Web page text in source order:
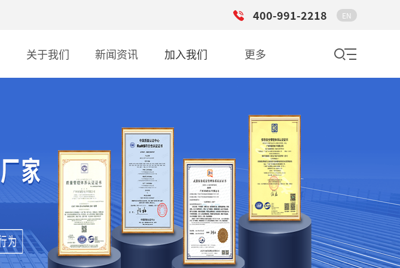
400-991-2218 EN
关于我们 新闻资讯 加入我们 更多